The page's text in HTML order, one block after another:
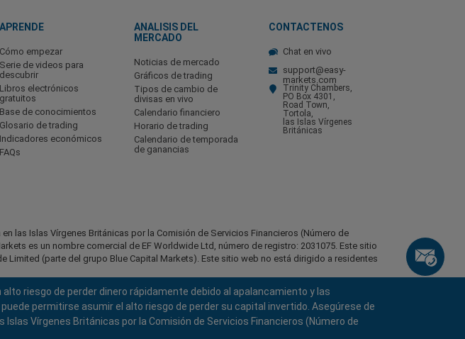
APRENDE
Cómo empezar
Serie de videos para
descubrir
Libros electrónicos
gratuitos
Base de conocimientos
Glosario de trading
Indicadores económicos
FAQs
ANALISIS DEL
MERCADO
Noticias de mercado
Gráficos de trading
Tipos de cambio de
divisas en vivo
Calendario financiero
Horario de trading
Calendario de temporada
de ganancias
CONTACTENOS
Chat en vivo
support@easy-
markets.com
Trinity Chambers,
PO Box 4301,
Road Town,
Tortola,
las Islas Vírgenes
Británicas
las Islas Vírgenes Británicas por la Comisión de Servicios Financieros (Número de
es un nombre comercial de EF Worldwide Ltd, número de registro: 2031075. Este sitio
Limited (parte del grupo Blue Capital Markets). Este sitio web no está dirigido a residentes
Ltd no presta servicios a residentes de ciertas regiones, como Estados Unidos de
Manitoba, Quebec, Ontario, Afganistán, Bielorrusia, Cuba, Irán, Libia, Myanmar, Nicaragua,
Rusa, Seychelles, Venezuela.
riesgo de perder dinero rápidamente debido al apalancamiento y las
permitirse asumir el alto riesgo de perder su capital invertido. Asegúrese de
Vírgenes Británicas por la Comisión de Servicios Financieros (Número de